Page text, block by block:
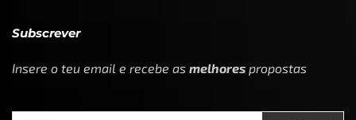
Subscrever
Insere o teu email e recebe as melhores propostas